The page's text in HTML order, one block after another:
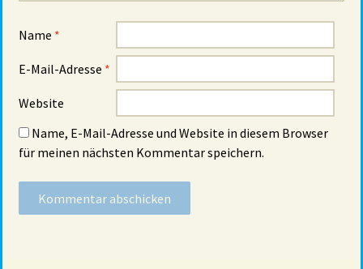
Name *
E-Mail-Adresse *
Website
Name, E-Mail-Adresse und Website in diesem Browser
für meinen nächsten Kommentar speichern.